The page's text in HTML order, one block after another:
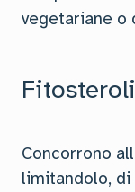
vegetariane o
Fitosteroli
Concorrono
limitandolo,